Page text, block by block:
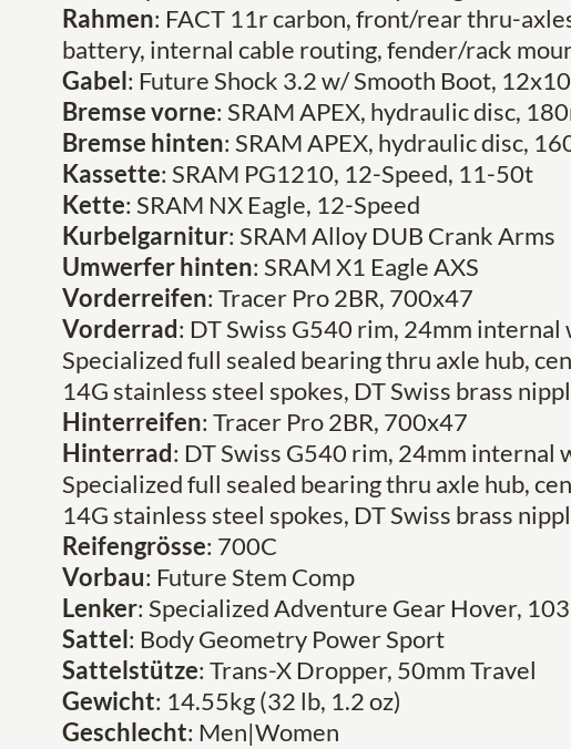
Rahmen: FACT 11r carbon, front/rear thru-
battery, internal cable routing, fender/rack
Gabel: Future Shock 3.2 w/ Smooth Boot,
Bremse vorne: SRAM APEX, hydraulic disc,
Bremse hinten: SRAM APEX, hydraulic disc,
Kassette: SRAM PG1210, 12-Speed, 11-50t
Kette: SRAM NX Eagle, 12-Speed
Kurbelgarnitur: SRAM Alloy DUB Crank Arms
Umwerfer hinten: SRAM X1 Eagle AXS
Vorderreifen: Tracer Pro 2BR, 700x47
Vorderrad: DT Swiss G540 rim, 24mm
Specialized full sealed bearing thru axle hub,
14G stainless steel spokes, DT Swiss brass
Hinterreifen: Tracer Pro 2BR, 700x47
Hinterrad: DT Swiss G540 rim, 24mm internal
Specialized full sealed bearing thru axle hub,
14G stainless steel spokes, DT Swiss brass
Reifengrösse: 700C
Vorbau: Future Stem Comp
Lenker: Specialized Adventure Gear Hover,
Sattel: Body Geometry Power Sport
Sattelstütze: Trans-X Dropper, 50mm Travel
Gewicht: 14.55kg (32 lb, 1.2 oz)
Geschlecht: Men|Women